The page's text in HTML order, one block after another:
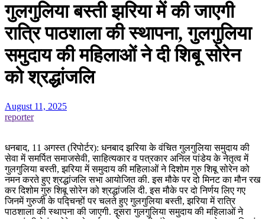
गुलगुलिया बस्ती झरिया में की जाएगी
रात्रि पाठशाला की स्थापना, गुलगुलिया
समुदाय की महिलाओं ने दी शिबू सोरेन
को श्रद्धांजलि
August 11, 2025
reporter
धनबाद, 11 अगस्त (रिपोर्टर): धनबाद झरिया के वंचित गुलगुलिया समुदाय की
सेवा में समर्पित समाजसेवी, साहित्यकार व पत्रकार अनिल पांडेय के नेतृत्व में
गुलगुलिया बस्ती, झरिया में समुदाय की महिलाओं ने दिशोम गुरु शिबू सोरेन को
नमन करते हुए श्रद्धांजलि सभा आयोजित की. इस मौके पर दो मिनट का मौन रख
कर दिशोम गुरु शिबू सोरेन को श्रद्धांजलि दी. इस मौके पर दो निर्णय लिए गए
जिनमें गुरुजी के पद्चिन्हों पर चलते हुए गुलगुलिया बस्ती, झरिया में रात्रि
पाठशाला की स्थापना की जाएगी. दूसरा गुलगुलिया समुदाय की महिलाओं ने